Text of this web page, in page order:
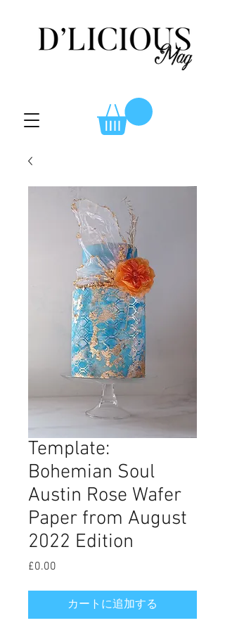
Template:
Bohemian Soul
Austin Rose Wafer
Paper from August
2022 Edition
£0.00
カートに追加する